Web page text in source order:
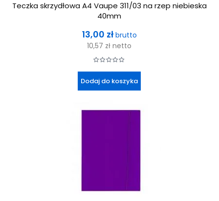
Teczka skrzydłowa A4 Vaupe 311/03 na rzep niebieska
40mm
Cena
13,00 zł brutto
10,57 zł netto
Dodaj do koszyka